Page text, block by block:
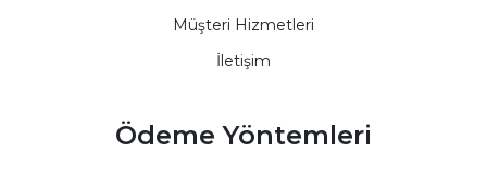
Müşteri Hizmetleri
İletişim
Ödeme Yöntemleri